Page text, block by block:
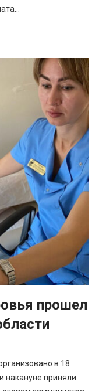
прошел
в 18
накануне приняли